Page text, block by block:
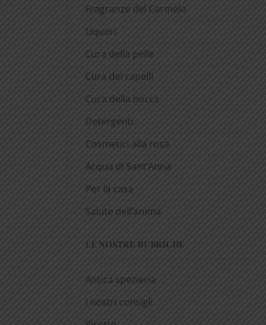
Fragranze del Carmelo
Liquori
Cura della pelle
Cura dei capelli
Cura della bocca
Detergenti
Cosmetici alla rosa
Acqua di Sant’Anna
Per la casa
Salute dell’anima
LE NOSTRE RUBRICHE
Antica spezieria
I nostri consigli